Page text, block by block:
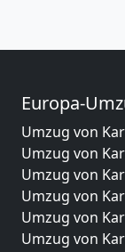
Europa-
Umzug von
Umzug von
Umzug von
Umzug von
Umzug von
Umzug von